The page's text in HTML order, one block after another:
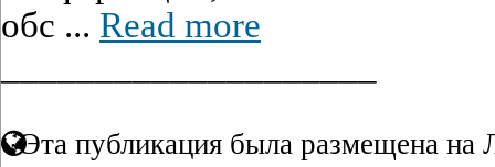
обс ... Read more
Эта публикация была размещена на